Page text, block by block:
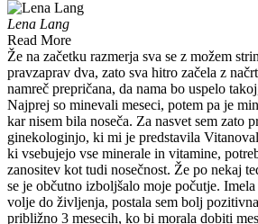
Lena Lang
Read More
Že na začetku razmerja sva se z možem
pravzaprav dva, zato sva hitro začela z
namreč prepričana, da nama bo uspelo
Najprej so minevali meseci, potem pa je
kar nisem bila noseča. Za nasvet sem zato
ginekologinjo, ki mi je predstavila
ki vsebujejo vse minerale in vitamine,
zanositev kot tudi nosečnost. Že po nekaj
se je občutno izboljšalo moje počutje.
volje do življenja, postala sem bolj
približno 3 mesecih, ko bi morala dobiti